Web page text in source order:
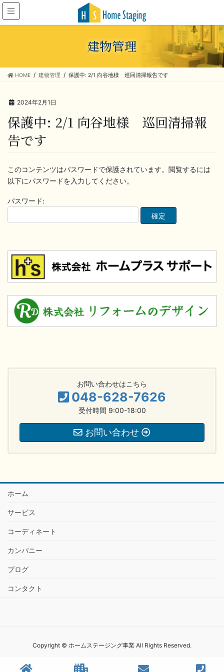
建物管理
HOME 建物管理 保護中: 2/1 向谷地様 巡回清掃報告です
2024年2月1日
保護中: 2/1 向谷地様 巡回清掃報
告です
このコンテンツはパスワードで保護されています。閲覧するには
以下にパスワードを入力してください。
パスワード:
お問い合わせはこちら
048-628-7626
受付時間 9:00-18:00
お問い合わせ
ホーム
サービス
コーディネート
カンパニー
ブログ
コンタクト
Copyright © ホームステージング事業 All Rights Reserved.